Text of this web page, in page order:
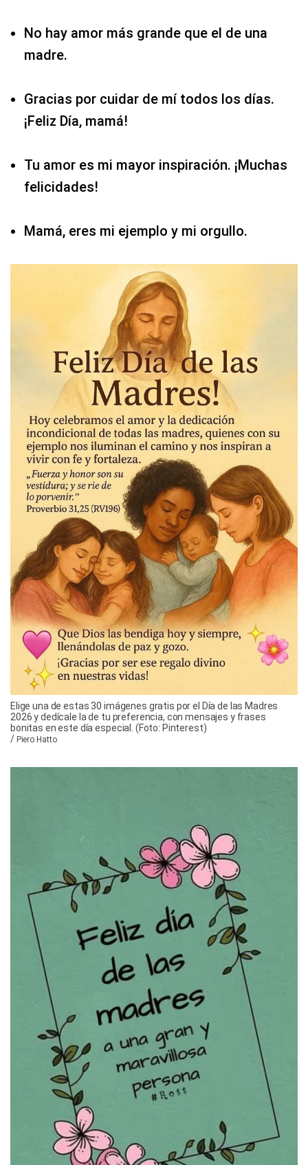
No hay amor más grande que el de una
madre.
Gracias por cuidar de mí todos los días.
¡Feliz Día, mamá!
Tu amor es mi mayor inspiración. ¡Muchas
felicidades!
Mamá, eres mi ejemplo y mi orgullo.
Elige una de estas 30 imágenes gratis por el Día de las Madres
2026 y dedícale la de tu preferencia, con mensajes y frases
bonitas en este día especial. (Foto: Pinterest)
/ Piero Hatto